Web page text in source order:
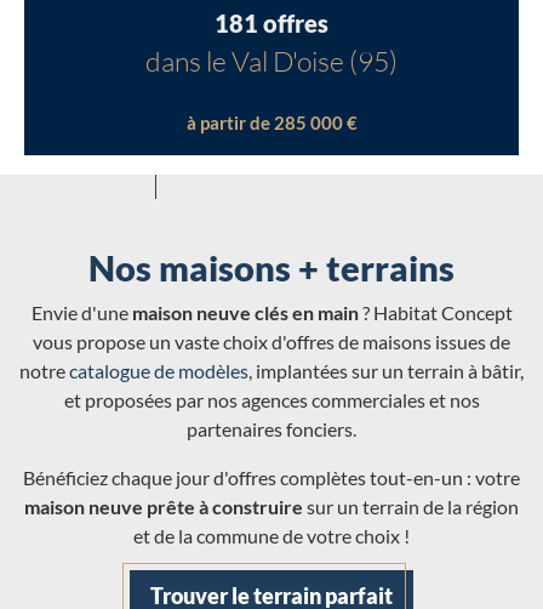
181 offres
dans le Val D'oise (95)
à partir de 285 000 €
Nos maisons + terrains
Envie d'une maison neuve clés en main? Habitat Concept
vous propose un vaste choix d'offres de maisons issues de
notrecatalogue de modèles, implantées sur un terrain à bâtir,
et proposées par nos agences commerciales et nos
partenaires fonciers.
Bénéficiez chaque jour d'offres complètes tout-en-un : votre
maison neuve prête à construire sur un terrain de la région
et de la commune de votre choix !
Trouver le terrain parfait